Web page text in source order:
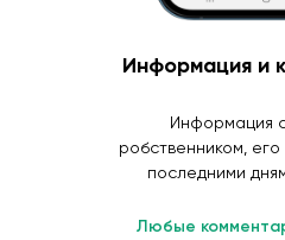
Информация и
Информация
робственником,
последними
Любые